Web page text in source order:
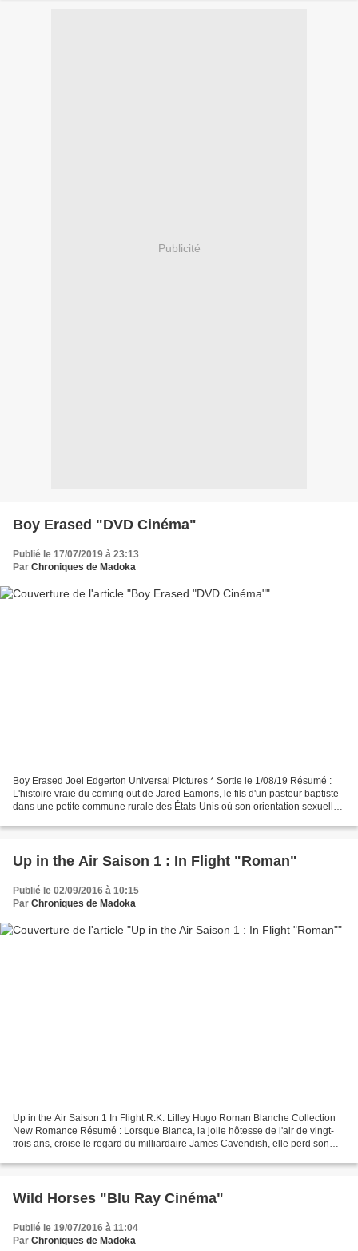
Publicité
Boy Erased "DVD Cinéma"
Publié le 17/07/2019 à 23:13
Par Chroniques de Madoka
Boy Erased Joel Edgerton Universal Pictures * Sortie le 1/08/19 Résumé :
L'histoire vraie du coming out de Jared Eamons, le fils d'un pasteur baptiste
dans une petite commune rurale des États-Unis où son orientation sexuelle
Up in the Air Saison 1 : In Flight "Roman"
Publié le 02/09/2016 à 10:15
Par Chroniques de Madoka
Up in the Air Saison 1 In Flight R.K. Lilley Hugo Roman Blanche Collection
New Romance Résumé : Lorsque Bianca, la jolie hôtesse de l'air de vingt-
trois ans, croise le regard du milliardaire James Cavendish, elle perd son
Wild Horses "Blu Ray Cinéma"
Publié le 19/07/2016 à 11:04
Par Chroniques de Madoka